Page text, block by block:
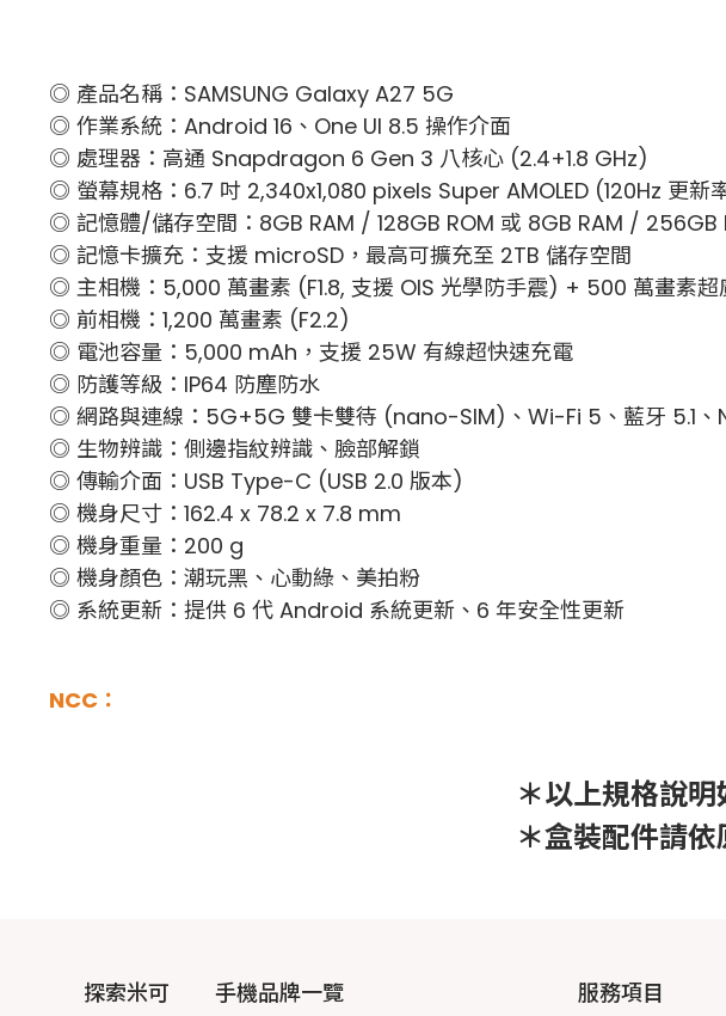
◎ 產品名稱：SAMSUNG Galaxy A27 5G
◎ 作業系統：Android 16、One UI 8.5 操作介面
◎ 處理器：高通 Snapdragon 6 Gen 3 八核心 (2.4+1.8 GHz)
◎ 螢幕規格：6.7 吋 2,340x1,080 pixels Super AMOLED (120Hz 更
◎ 記憶體/儲存空間：8GB RAM / 128GB ROM 或 8GB RAM / 256GB
◎ 記憶卡擴充：支援 microSD，最高可擴充至 2TB 儲存空間
◎ 主相機：5,000 萬畫素 (F1.8, 支援 OIS 光學防手震) + 500 萬畫素
◎ 前相機：1,200 萬畫素 (F2.2)
◎ 電池容量：5,000 mAh，支援 25W 有線超快速充電
◎ 防護等級：IP64 防塵防水
◎ 網路與連線：5G+5G 雙卡雙待 (nano-SIM)、Wi-Fi 5、藍牙 5.1、
◎ 生物辨識：側邊指紋辨識、臉部解鎖
◎ 傳輸介面：USB Type-C (USB 2.0 版本)
◎ 機身尺寸：162.4 x 78.2 x 7.8 mm
◎ 機身重量：200 g
◎ 機身顏色：潮玩黑、心動綠、美拍粉
◎ 系統更新：提供 6 代 Android 系統更新、6 年安全性更新
NCC：
＊以上規格說
＊盒裝配件請
探索米可 手機品牌一覽 服務項目